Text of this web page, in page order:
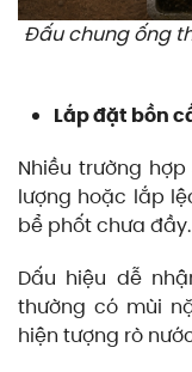
Đấu chung ống
Lắp đặt bồn
Nhiều trường
lượng hoặc lắp
bể phốt chưa đầy.
Dấu hiệu dễ
thường có mùi
hiện tượng rò